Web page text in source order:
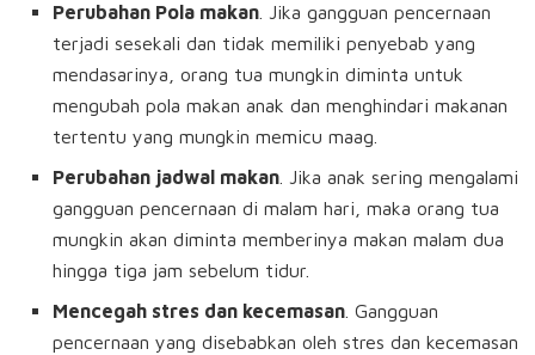
Perubahan Pola makan . Jika gangguan pencernaan
terjadi sesekali dan tidak memiliki penyebab yang
mendasarinya, orang tua mungkin diminta untuk
mengubah pola makan anak dan menghindari makanan
tertentu yang mungkin memicu maag.
Perubahan jadwal makan . Jika anak sering mengalami
gangguan pencernaan di malam hari, maka orang tua
mungkin akan diminta memberinya makan malam dua
hingga tiga jam sebelum tidur.
Mencegah stres dan kecemasan . Gangguan
pencernaan yang disebabkan oleh stres dan kecemasan